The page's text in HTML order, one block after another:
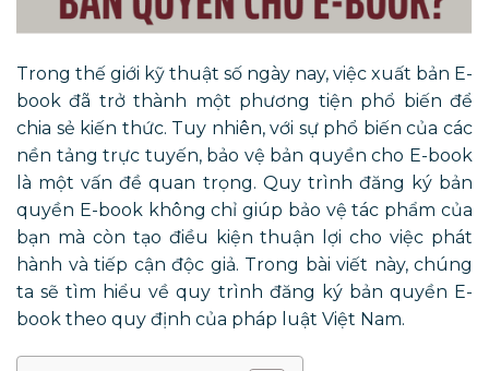
Trong thế giới kỹ thuật số ngày nay, việc xuất bản E-
book đã trở thành một phương tiện phổ biến để
chia sẻ kiến thức. Tuy nhiên, với sự phổ biến của các
nền tảng trực tuyến, bảo vệ bản quyền cho E-book
là một vấn đề quan trọng. Quy trình đăng ký bản
quyền E-book không chỉ giúp bảo vệ tác phẩm của
bạn mà còn tạo điều kiện thuận lợi cho việc phát
hành và tiếp cận độc giả. Trong bài viết này, chúng
ta sẽ tìm hiểu về quy trình đăng ký bản quyền E-
book theo quy định của pháp luật Việt Nam.